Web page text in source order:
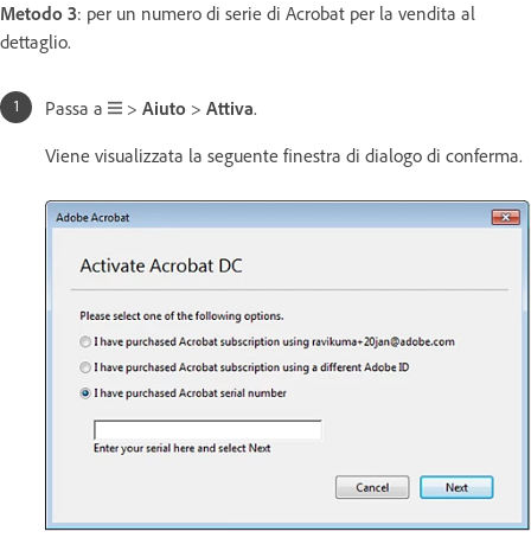
Metodo 3: per un numero di serie di Acrobat per la vendita al
dettaglio.
Passa a > Aiuto > Attiva.
Viene visualizzata la seguente finestra di dialogo di conferma.